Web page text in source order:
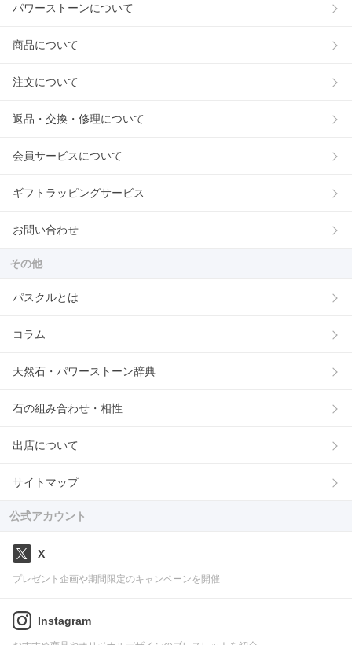
パワーストーンについて
商品について
注文について
返品・交換・修理について
会員サービスについて
ギフトラッピングサービス
お問い合わせ
その他
パスクルとは
コラム
天然石・パワーストーン辞典
石の組み合わせ・相性
出店について
サイトマップ
公式アカウント
X
プレゼント企画や期間限定のキャンペーンを開催
Instagram